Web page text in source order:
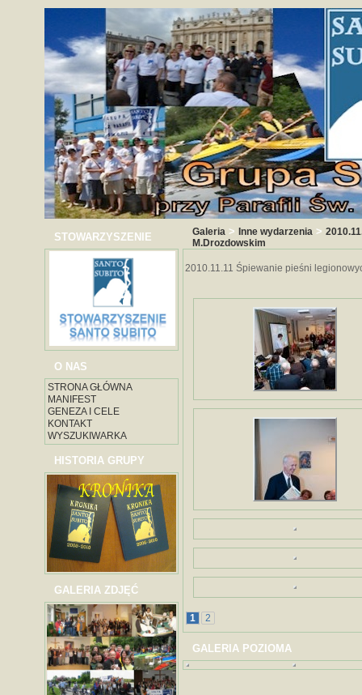
STOWARZYSZENIE
O NAS
STRONA GŁÓWNA
MANIFEST
GENEZA I CELE
KONTAKT
WYSZUKIWARKA
HISTORIA GRUPY
GALERIA ZDJĘĆ
Galeria > Inne wydarzenia >
M.Drozdowskim
2010.11.11 Śpiewanie pieśni
1 2
GALERIA POZIOMA